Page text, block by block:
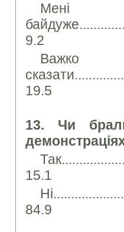
9.2
Важко
19.5
13. Чи
15.1
84.9